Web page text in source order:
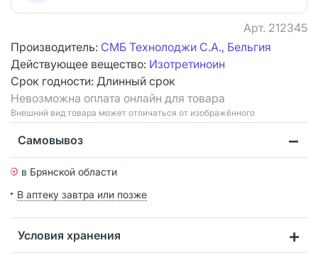
Арт. 212345
Производитель: СМБ Технолоджи С.А., Бельгия
Действующее вещество: Изотретиноин
Срок годности: Длинный срок
Невозможна оплата онлайн для товара
Bнешний вид товара может отличаться от изображённого
Самовывоз
в Брянской области
В аптеку завтра или позже
Условия хранения